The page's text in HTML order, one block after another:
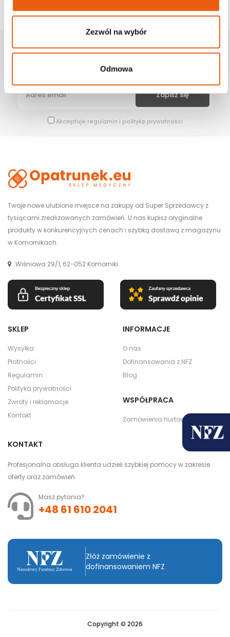
Zezwól na wybór
Odmowa
Zapisz Się Na Newsletter
Bądź na bieżąco z naszymi wszystkimi nowościami i promocjami.
Akceptuje regulamin i politykę prywatności
Twoje nowe ulubione miejsce na zakupy od Super Sprzedawcy z
tysiącami zrealizowanych zamówień. U nas kupisz oryginalne
produkty w konkurencyjnych cenach i szybką dostawą z magazynu
w Komornikach.
Wiśniowa 29/1, 62-052 Komorniki
SKLEP
Wysyłka
Płatności
Regulamin
Polityka prywatności
Zwroty i reklamacje
Kontakt
INFORMACJE
O nas
Dofinansowania z NFZ
Blog
WSPÓŁPRACA
Zamówienia hurtowe
KONTAKT
Profesjonalna obsługa klienta udzieli szybkiej pomocy w zakresie
oferty oraz zamówień.
Masz pytania?
+48 61 610 2041
Złóż zamówienie z
dofinansowaniem NFZ
Copyright © 2026